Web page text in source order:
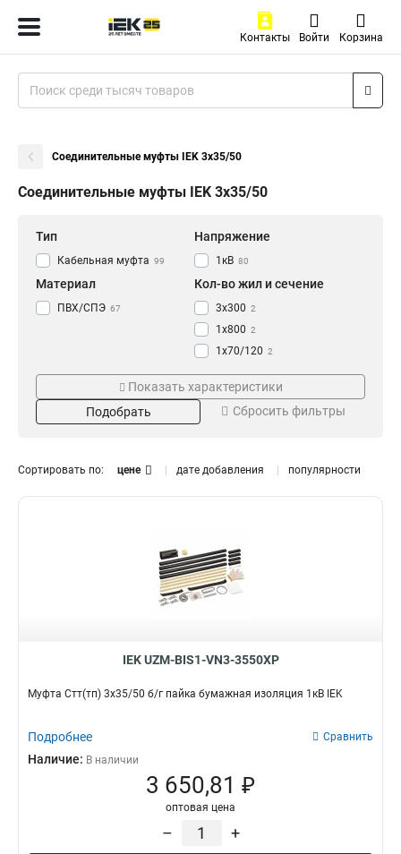
Контакты Войти Корзина
Соединительные муфты IEK 3х35/50
Соединительные муфты IEK 3х35/50
Тип
Кабельная муфта 99
Напряжение
1кВ 80
Материал
ПВХ/СПЭ 67
Кол-во жил и сечение
3х300 2
1х800 2
1х70/120 2
1х500/630 2
1х35/50 2
1х300/400 2
5х70/120
5х150/240
3х70/120
4х150/240 10
Тип муфты Галоген
Показать характеристики
Подобрать
Сбросить фильтры
Сортировать по: цене дате добавления популярности
IEK UZM-BIS1-VN3-3550XP
Муфта Стт(тп) 3х35/50 б/г пайка бумажная изоляция 1кВ IEK
Подробнее Сравнить
Наличие: В наличии
3 650,81 ₽
оптовая цена
– +